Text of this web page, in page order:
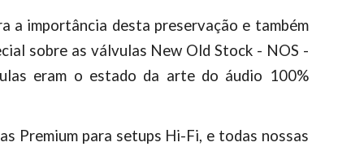
a importância desta preservação e também
sobre as válvulas New Old Stock - NOS -
eram o estado da arte do áudio 100%
Premium para setups Hi-Fi, e todas nossas